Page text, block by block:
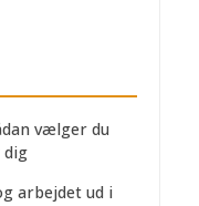
vælger du
arbejdet ud i